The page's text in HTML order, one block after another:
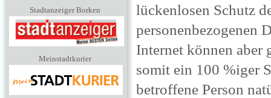
Stadtanzeiger Borken
Meinstadtkurier
lückenlosen Schutz
personenbezogenen
Internet können aber
somit ein 100 %iger
betroffene Person